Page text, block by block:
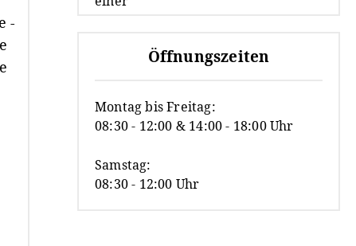
Öffnungszeiten
Montag bis Freitag:
08:30 - 12:00 & 14:00 - 18:00 Uhr
Samstag:
08:30 - 12:00 Uhr